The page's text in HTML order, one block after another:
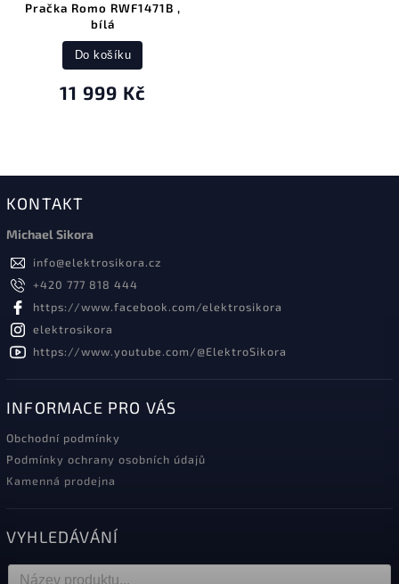
Pračka Romo RWF1471B ,
bílá
11 999 Kč
Do košíku
KONTAKT
Michael Sikora
info@elektrosikora.cz
+420 777 818 444
https://www.facebook.com/elektrosikora
elektrosikora
https://www.youtube.com/@ElektroSikora
INFORMACE PRO VÁS
Obchodní podmínky
Podmínky ochrany osobních údajů
Kamenná prodejna
VYHLEDÁVÁNÍ